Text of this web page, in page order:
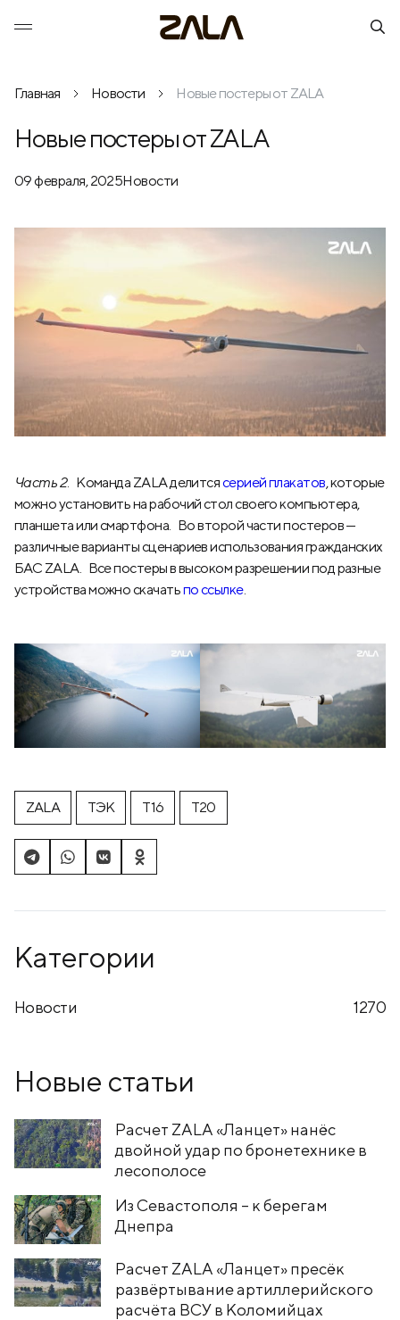
Главная Новости Новые постеры от ZALA
Новые постеры от ZALA
09 февраля, 2025Новости
Часть 2. Команда ZALA делитсясерией плакатов, которые
можно установить на рабочий стол своего компьютера,
планшета или смартфона. Во второй части постеров —
различные варианты сценариев использования гражданских
БАС ZALA. Все постеры в высоком разрешении под разные
устройства можно скачатьпо ссылке.
ZALA ТЭК T16 T20
Категории
Новости 1270
Новые статьи
Расчет ZALA «Ланцет» нанёс
двойной удар по бронетехнике в
лесополосе
Из Севастополя – к берегам
Днепра
Расчет ZALA «Ланцет» пресёк
развёртывание артиллерийского
расчёта ВСУ в Коломийцах